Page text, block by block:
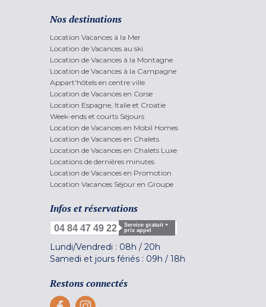
Nos destinations
Location Vacances à la Mer
Location de Vacances au ski
Location de Vacances à la Montagne
Location de Vacances à la Campagne
Appart'hôtels en centre ville
Location de Vacances en Corse
Location Espagne, Italie et Croatie
Week-ends et courts Séjours
Location de Vacances en Mobil Homes
Location de Vacances en Chalets
Location de Vacances en Chalets Luxe
Locations de dernières minutes
Location de Vacances en Promotion
Location Vacances Séjour en Groupe
Infos et réservations
04 84 47 49 22
Service gratuit +
prix appel
Lundi/Vendredi : 08h / 20h
Samedi et jours fériés : 09h / 18h
Restons connectés